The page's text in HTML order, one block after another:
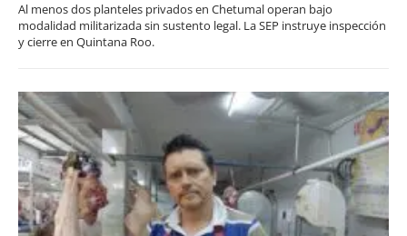
Al menos dos planteles privados en Chetumal operan bajo
modalidad militarizada sin sustento legal. La SEP instruye inspección
y cierre en Quintana Roo.